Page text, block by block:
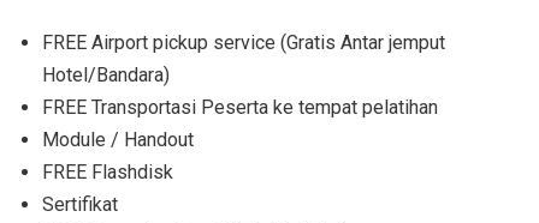
FREE Airport pickup service (Gratis Antar jemput
Hotel/Bandara)
FREE Transportasi Peserta ke tempat pelatihan
Module / Handout
FREE Flashdisk
Sertifikat